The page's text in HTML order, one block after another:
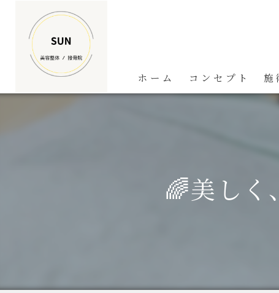
ホーム コンセプト 施
🌈美しく